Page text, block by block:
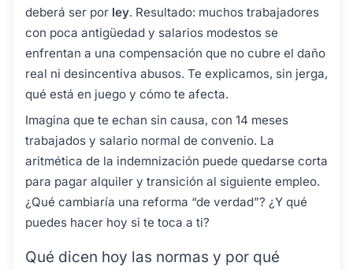
deberá ser por ley. Resultado: muchos trabajadores
con poca antigüedad y salarios modestos se
enfrentan a una compensación que no cubre el daño
real ni desincentiva abusos. Te explicamos, sin jerga,
qué está en juego y cómo te afecta.
Imagina que te echan sin causa, con 14 meses
trabajados y salario normal de convenio. La
aritmética de la indemnización puede quedarse corta
para pagar alquiler y transición al siguiente empleo.
¿Qué cambiaría una reforma “de verdad”? ¿Y qué
puedes hacer hoy si te toca a ti?
Qué dicen hoy las normas y por qué